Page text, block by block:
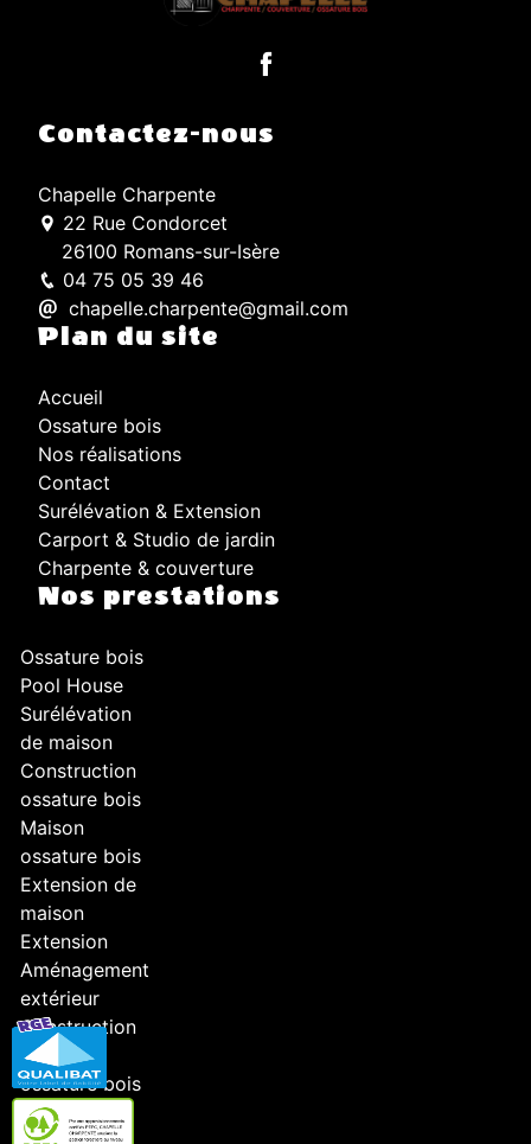
Contactez-nous
Chapelle Charpente
22 Rue Condorcet
26100 Romans-sur-Isère
04 75 05 39 46
chapelle.charpente@gmail.com
Plan du site
Accueil
Ossature bois
Nos réalisations
Contact
Surélévation & Extension
Carport & Studio de jardin
Charpente & couverture
Nos prestations
Ossature bois
Pool House
Surélévation
de maison
Construction
ossature bois
Maison
ossature bois
Extension de
maison
Extension
Aménagement
extérieur
Construction
maison
ossature bois
Surélévation